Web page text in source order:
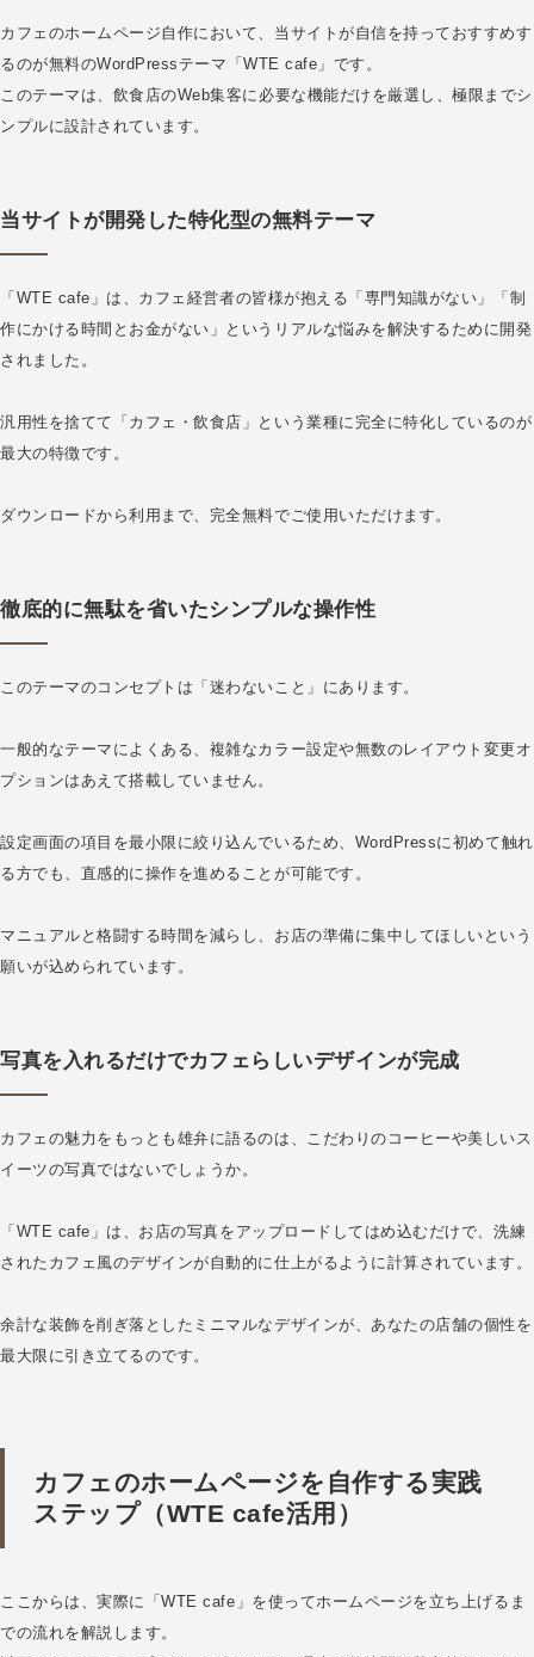
カフェのホームページ自作において、当サイトが自信を持っておすすめす
るのが無料のWordPressテーマ「WTE cafe」です。
このテーマは、飲食店のWeb集客に必要な機能だけを厳選し、極限までシ
ンプルに設計されています。
当サイトが開発した特化型の無料テーマ
「WTE cafe」は、カフェ経営者の皆様が抱える「専門知識がない」「制
作にかける時間とお金がない」というリアルな悩みを解決するために開発
されました。
汎用性を捨てて「カフェ・飲食店」という業種に完全に特化しているのが
最大の特徴です。
ダウンロードから利用まで、完全無料でご使用いただけます。
徹底的に無駄を省いたシンプルな操作性
このテーマのコンセプトは「迷わないこと」にあります。
一般的なテーマによくある、複雑なカラー設定や無数のレイアウト変更オ
プションはあえて搭載していません。
設定画面の項目を最小限に絞り込んでいるため、WordPressに初めて触れ
る方でも、直感的に操作を進めることが可能です。
マニュアルと格闘する時間を減らし、お店の準備に集中してほしいという
願いが込められています。
写真を入れるだけでカフェらしいデザインが完成
カフェの魅力をもっとも雄弁に語るのは、こだわりのコーヒーや美しいス
イーツの写真ではないでしょうか。
「WTE cafe」は、お店の写真をアップロードしてはめ込むだけで、洗練
されたカフェ風のデザインが自動的に仕上がるように計算されています。
余計な装飾を削ぎ落としたミニマルなデザインが、あなたの店舗の個性を
最大限に引き立てるのです。
カフェのホームページを自作する実践
ステップ（WTE cafe活用）
ここからは、実際に「WTE cafe」を使ってホームページを立ち上げるま
での流れを解説します。